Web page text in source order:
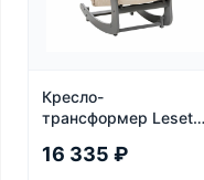
Кресло-
трансформер Leset
положения, велюр,
16 335 ₽